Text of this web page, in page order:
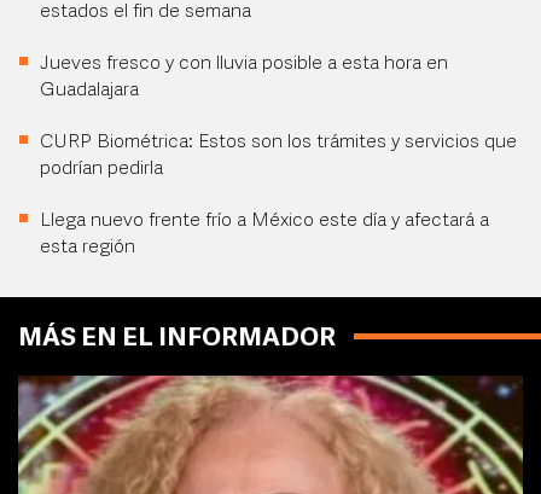
estados el fin de semana
Jueves fresco y con lluvia posible a esta hora en
Guadalajara
CURP Biométrica: Estos son los trámites y servicios que
podrían pedirla
Llega nuevo frente frío a México este día y afectará a
esta región
MÁS EN EL INFORMADOR